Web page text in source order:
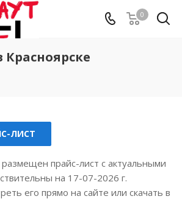
0
Красноярске
ЛИСТ
прайс-лист с актуальными
на 17-07-2026 г.
его прямо на сайте или скачать в